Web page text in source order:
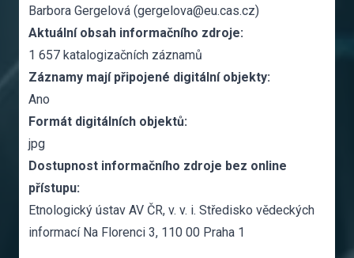
Barbora Gergelová (gergelova@eu.cas.cz)
Aktuální obsah informačního zdroje:
1 657 katalogizačních záznamů
Záznamy mají připojené digitální objekty:
Ano
Formát digitálních objektů:
jpg
Dostupnost informačního zdroje bez online
přístupu:
Etnologický ústav AV ČR, v. v. i. Středisko vědeckých
informací Na Florenci 3, 110 00 Praha 1